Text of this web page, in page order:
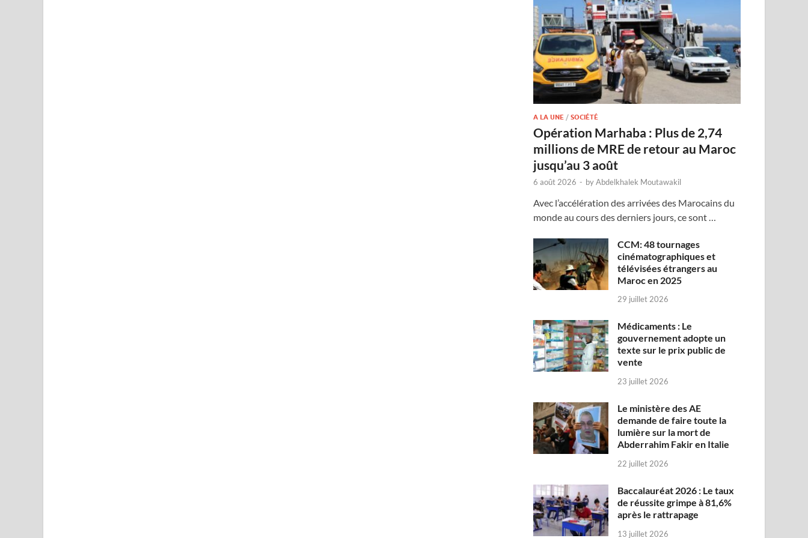
A LA UNE /SOCIÉTÉ
Opération Marhaba : Plus de 2,74
millions de MRE de retour au Maroc
jusqu’au 3 août
6 août 2026 - byAbdelkhalek Moutawakil
Avec l’accélération des arrivées des Marocains du
monde au cours des derniers jours, ce sont …
CCM: 48 tournages
cinématographiques et
télévisées étrangers au
Maroc en 2025
29 juillet 2026
Médicaments : Le
gouvernement adopte un
texte sur le prix public de
vente
23 juillet 2026
Le ministère des AE
demande de faire toute la
lumière sur la mort de
Abderrahim Fakir en Italie
22 juillet 2026
Baccalauréat 2026 : Le taux
de réussite grimpe à 81,6%
après le rattrapage
13 juillet 2026